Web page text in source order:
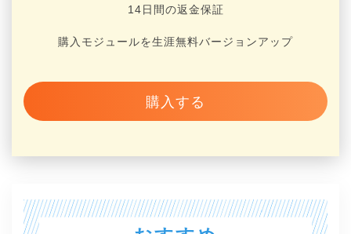
14日間の返金保証
購入モジュールを生涯無料バージョンアップ
購入する